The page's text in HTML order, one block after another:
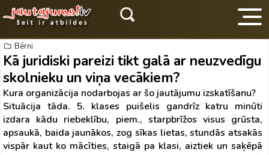
Bērni
Kā juridiski pareizi tikt galā ar neuzvedīgu
skolnieku un viņa vecākiem?
Kura organizācija nodarbojas ar šo jautājumu izskatīšanu?
Situācija tāda. 5. klases puišelis gandrīz katru minūti
izdara kādu riebeklību, piem., starpbrīžos visus grūsta,
apsaukā, baida jaunākos, zog sīkas lietas, stundās atsakās
vispār kaut ko mācīties, staigā pa klasi, aiztiek un saķēpā